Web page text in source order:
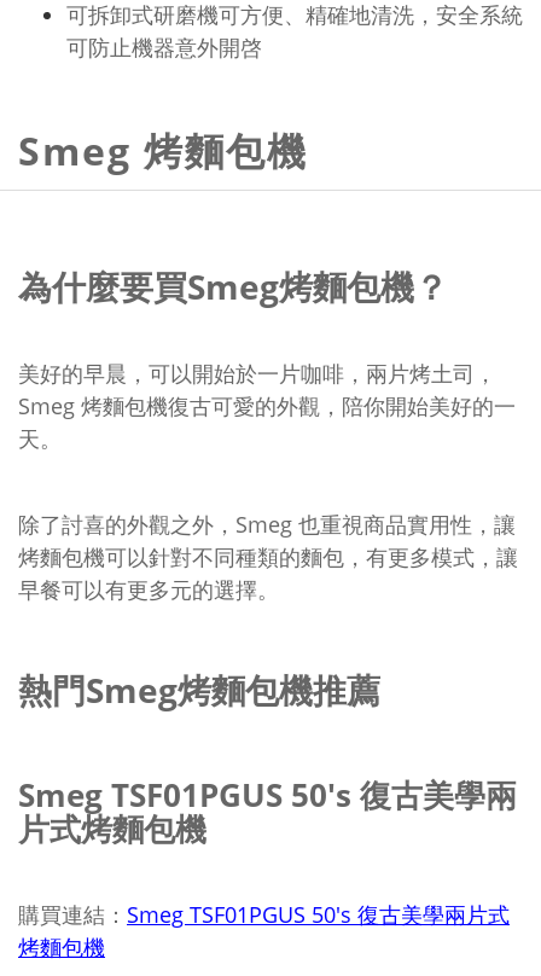
可拆卸式研磨機可方便、精確地清洗，安全系統
可防止機器意外開啓
Smeg 烤麵包機
為什麼要買Smeg烤麵包機？
美好的早晨，可以開始於一片咖啡，兩片烤土司，
Smeg 烤麵包機復古可愛的外觀，陪你開始美好的一
天。
除了討喜的外觀之外，Smeg 也重視商品實用性，讓
烤麵包機可以針對不同種類的麵包，有更多模式，讓
早餐可以有更多元的選擇。
熱門Smeg烤麵包機推薦
Smeg TSF01PGUS 50's 復古美學兩
片式烤麵包機
購買連結： Smeg TSF01PGUS 50's 復古美學兩片式
烤麵包機